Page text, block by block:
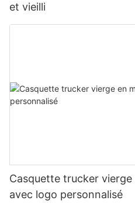
et vieilli
Casquette trucker vierge
avec logo personnalisé